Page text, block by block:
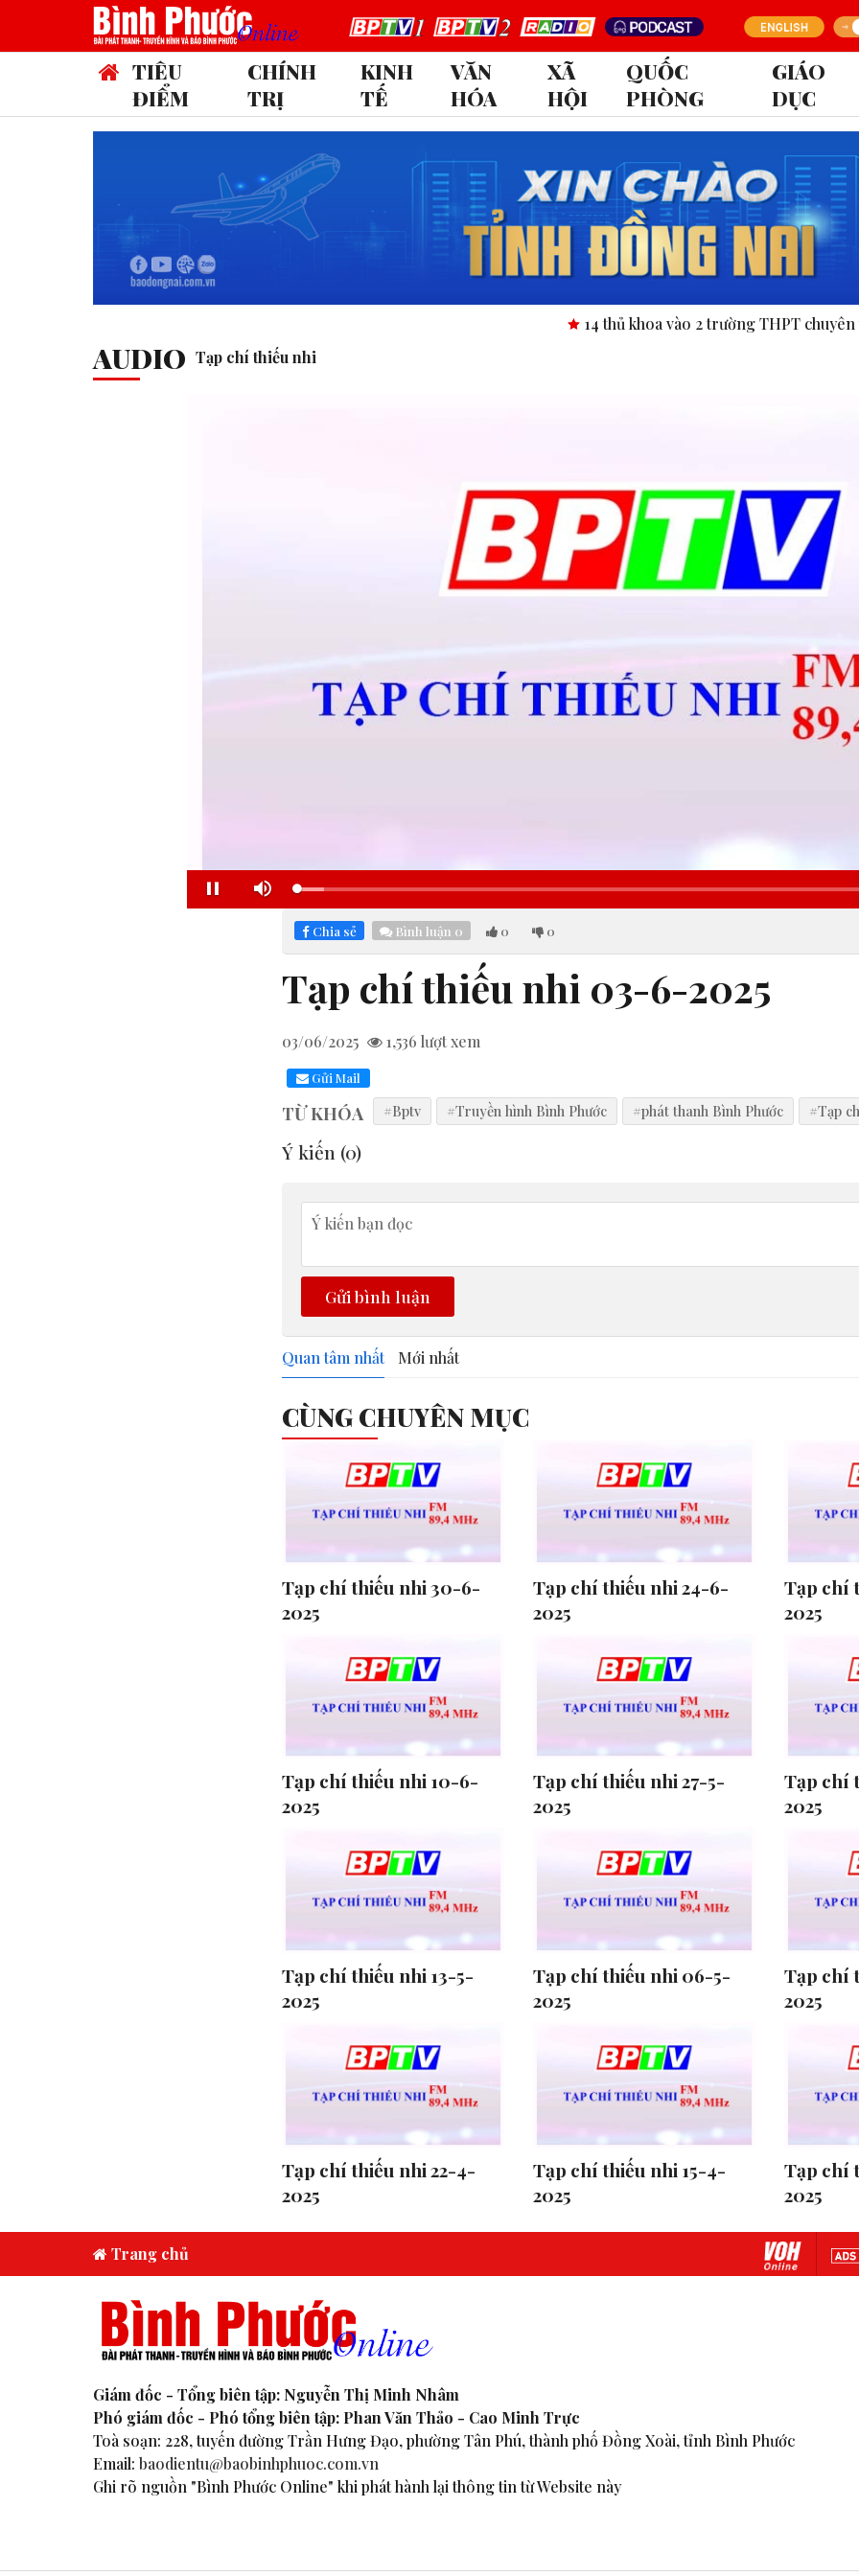
TIÊU
ĐIỂM
CHÍNH
TRỊ
KINH
TẾ
VĂN
HÓA
XÃ
HỘI
QUỐC
PHÒNG
GIÁO
DỤC
14 thủ khoa vào 2 trường THPT chuyên tỉnh
AUDIO Tạp chí thiếu nhi
Pause Mute Loaded:
17.58%
Chia sẻ Bình luận 0 0 0
Tạp chí thiếu nhi 03-6-2025
03/06/2025 1,536 lượt xem
Gửi Mail
TỪ KHÓA #Bptv #Truyền hình Bình Phước #phát thanh Bình Phước #Tạp
Ý kiến (0)
Gửi bình luận
Quan tâm nhất Mới nhất
CÙNG CHUYÊN MỤC
Tạp chí thiếu nhi 30-6-
2025
Tạp chí thiếu nhi 24-6-
2025
Tạp chí
2025
Tạp chí thiếu nhi 10-6-
2025
Tạp chí thiếu nhi 27-5-
2025
Tạp chí
2025
Tạp chí thiếu nhi 13-5-
2025
Tạp chí thiếu nhi 06-5-
2025
Tạp chí
2025
Tạp chí thiếu nhi 22-4-
2025
Tạp chí thiếu nhi 15-4-
2025
Tạp chí
2025
Trang chủ
Giám đốc - Tổng biên tập: Nguyễn Thị Minh Nhâm
Phó giám đốc - Phó tổng biên tập: Phan Văn Thảo - Cao Minh Trực
Toà soạn: 228, tuyến đường Trần Hưng Đạo, phường Tân Phú, thành phố Đồng Xoài, tỉnh Bình Phước
Email: baodientu@baobinhphuoc.com.vn
Ghi rõ nguồn "Bình Phước Online" khi phát hành lại thông tin từ Website này